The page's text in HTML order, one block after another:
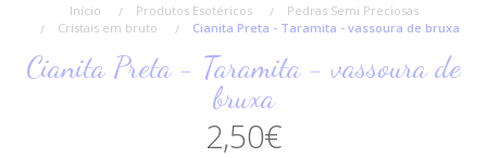
Início Produtos Esotéricos
Pedras Semi Preciosas
Cristais em bruto
Cianita Preta - Taramita - vassoura de bruxa
Cianita Preta - Taramita - vassoura de
bruxa
2,50€